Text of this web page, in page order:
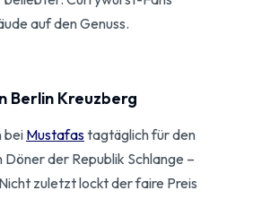
auf den Genuss.
Berlin Kreuzberg
bei Mustafastagtäglich für den
der Republik Schlange –
zuletzt lockt der faire Preis